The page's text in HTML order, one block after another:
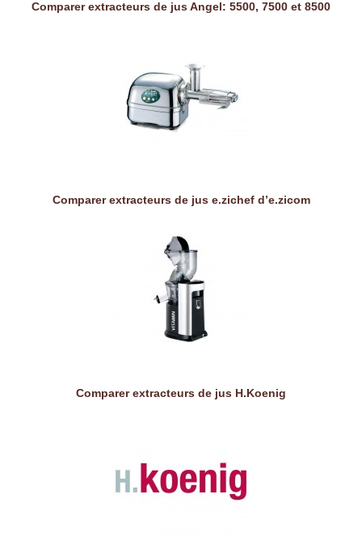
Comparer extracteurs de jus Angel: 5500, 7500 et 8500
Comparer extracteurs de jus e.zichef d’e.zicom
Comparer extracteurs de jus H.Koenig